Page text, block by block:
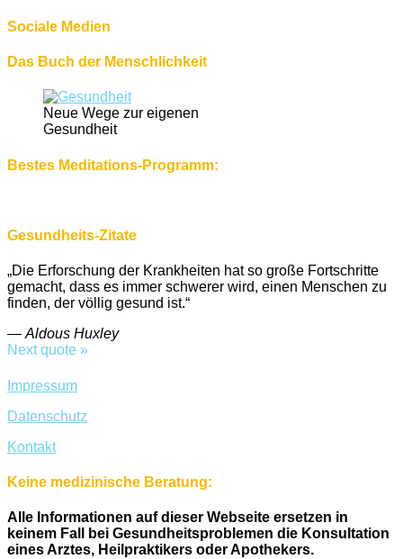
Sociale Medien
Das Buch der Menschlichkeit
Neue Wege zur eigenen
Gesundheit
Bestes Meditations-Programm:
Gesundheits-Zitate
„Die Erforschung der Krankheiten hat so große Fortschritte
gemacht, dass es immer schwerer wird, einen Menschen zu
finden, der völlig gesund ist.“
— Aldous Huxley
Next quote »
Impressum
Datenschutz
Kontakt
Keine medizinische Beratung:
Alle Informationen auf dieser Webseite ersetzen in
keinem Fall bei Gesundheitsproblemen die Konsultation
eines Arztes, Heilpraktikers oder Apothekers.